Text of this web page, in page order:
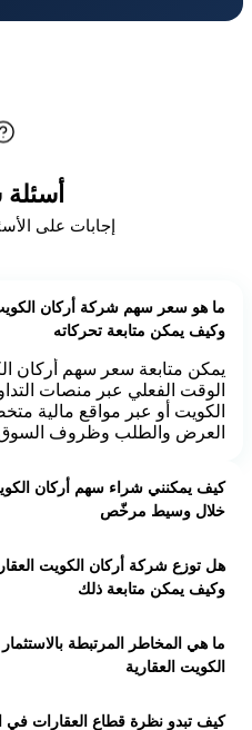
إجابات على
وكيف يمكن متابعة تحركاته
الوقت الفعلي عبر منصات
الكويت أو عبر مواقع مالية
العرض والطلب وظروف
خلال وسيط مرخّص
مرخّص في السوق الكويتية أو
السهم. بعد التحقق من الهوية
هل توزع شركة أركان الكويت
وكيف يمكن متابعة ذلك
قرارات مجلس الإدارة وبما
متابعة الإعلانات الرسمية
ما هي المخاطر المرتبطة
الكويت العقارية
كيف تبدو نظرة قطاع العقارات في